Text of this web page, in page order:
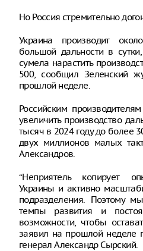
Но Россия стремительно
Украина производит
большой дальности в
сумела нарастить
500, сообщил Зеленский
прошлой неделе.
Российским
увеличить производство
тысяч в 2024 году до более
двух миллионов малых
Александров.
“Неприятель копирует
Украины и активно
подразделения. Поэтому
темпы развития и
возможности, чтобы
заявил на прошлой неделе
генерал Александр Сырский.